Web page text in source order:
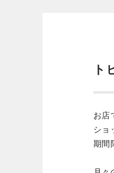
ト
お店
ショ
期間